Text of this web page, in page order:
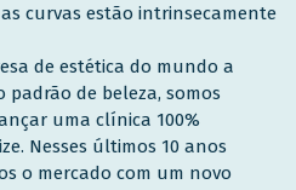
curvas estão intrinsecamente
de estética do mundo a
de beleza, somos
uma clínica 100%
Nesses últimos 10 anos
o mercado com um novo